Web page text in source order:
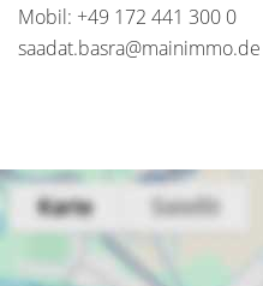
Mobil: +49 172 441 300 0
saadat.basra@mainimmo.de